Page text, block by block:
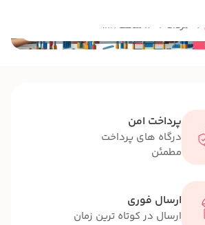
03 مرداد 1404 ساعت 09:18
پرداخت امن
درگاه های پرداخت
مطمئن
ارسال فوری
ارسال در کوتاه ترین زمان